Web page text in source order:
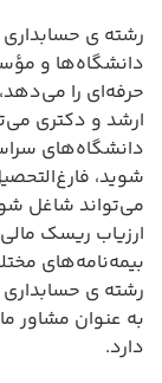
رشته ی
دانشگاه‌ها و
حرفه‌ای را
ارشد و دکتری
دانشگاه‌های
شوید،
می‌تواند شاغل
ارزیاب ریسک
بیمه‌نامه‌های
رشته ی
به عنوان مشاور
دارد.